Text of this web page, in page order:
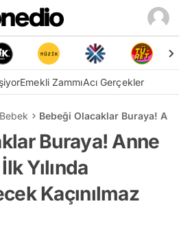
Emekli ZammıAcı Gerçekler
Bebeği Olacaklar Buraya!
Buraya! Anne
Yılında
Kaçınılmaz